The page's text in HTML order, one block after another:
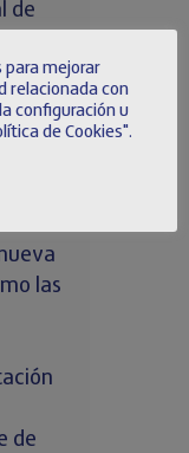
de
línea
las
de
para mejorar
relacionada con
configuración u
de Cookies".